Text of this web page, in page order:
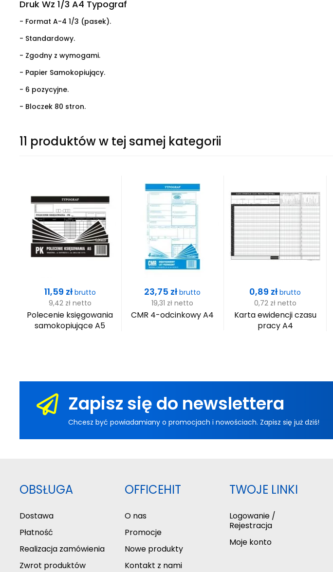
Druk Wz 1/3 A4 Typograf
- Format A-4 1/3 (pasek).
- Standardowy.
- Zgodny z wymogami.
- Papier Samokopiujący.
- 6 pozycyjne.
- Bloczek 80 stron.
11 produktów w tej samej kategorii
Cena
11,59 zł brutto
9,42 zł netto
Polecenie księgowania
samokopiujące A5
Cena
23,75 złbrutto
19,31 zł netto
CMR 4-odcinkowy A4
Cena
0,89 złbrutto
0,72 zł netto
Karta ewidencji czasu
pracy A4
Zapisz się do newslettera
Chcesz być powiadamiany o promocjach i nowościach. Zapisz się już dziś!
OBSŁUGA
Dostawa
Płatność
Realizacja zamówienia
Zwrot produktów
OFFICEHIT
O nas
Promocje
Nowe produkty
Kontakt z nami
TWOJE LINKI
Logowanie /
Rejestracja
Moje konto